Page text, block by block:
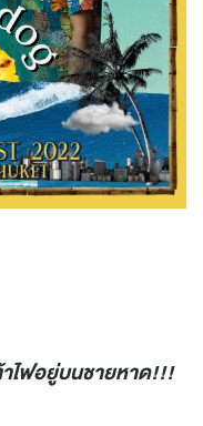
าไฟอยู่บนชายหาด!!!